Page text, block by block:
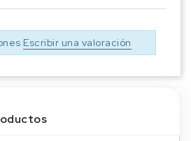
Escribir una valoración